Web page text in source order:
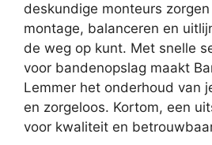
deskundige monteurs
montage, balanceren en
de weg op kunt. Met snelle
voor bandenopslag maakt
Lemmer het onderhoud van
en zorgeloos. Kortom, een
voor kwaliteit en